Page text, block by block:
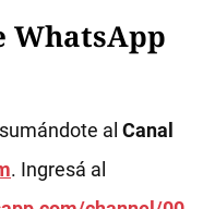
WhatsApp
al Canal
. Ingresá al